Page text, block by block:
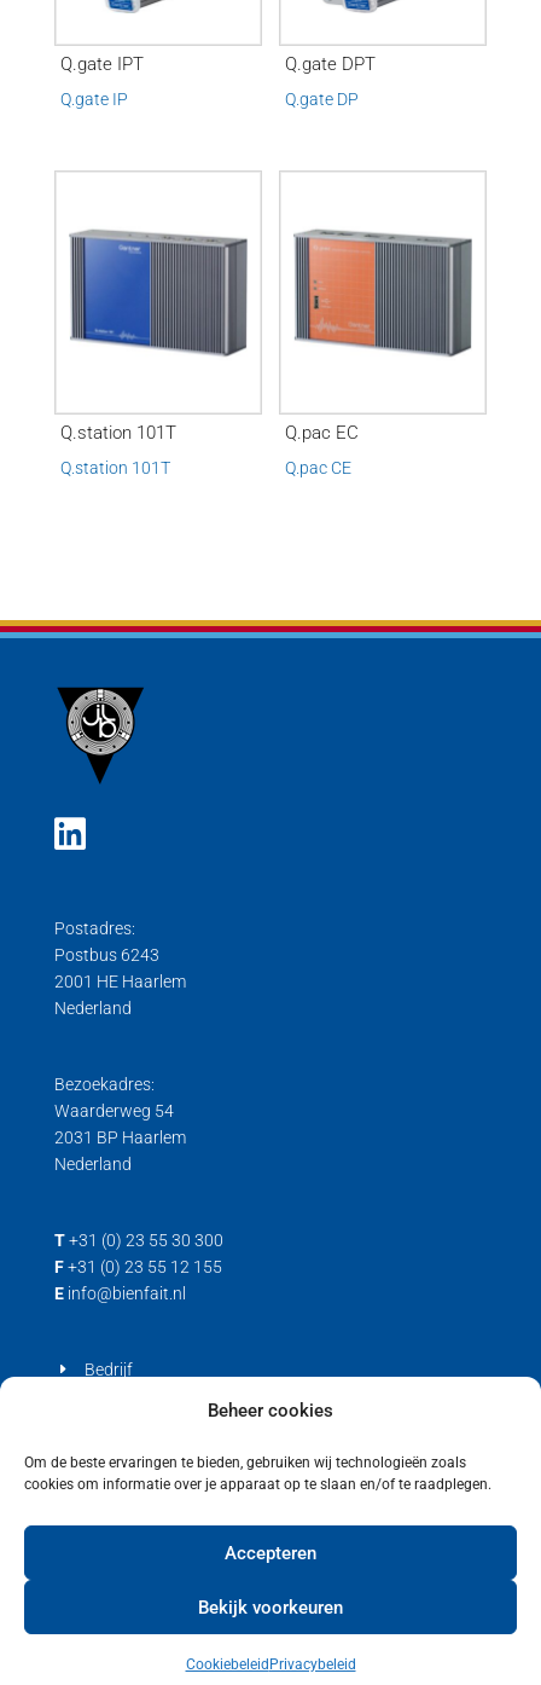
Beheer cookies
Om de beste ervaringen te bieden, gebruiken wij technologieën zoals
cookies om informatie over je apparaat op te slaan en/of te raadplegen.
Accepteren
Bekijk voorkeuren
Cookiebeleid Privacybeleid
Q.gate IPT
Q.gate IP
Q.gate DPT
Q.gate DP
Q.station 101T
Q.station 101T
Q.pac EC
Q.pac CE
Postadres:
Postbus 6243
2001 HE Haarlem
Nederland
Bezoekadres:
Waarderweg 54
2031 BP Haarlem
Nederland
T +31 (0) 23 55 30 300
F +31 (0) 23 55 12 155
E info@bienfait.nl
Bedrijf
Cookiebeleid (EU)
Copyright © 2021 Bienfait